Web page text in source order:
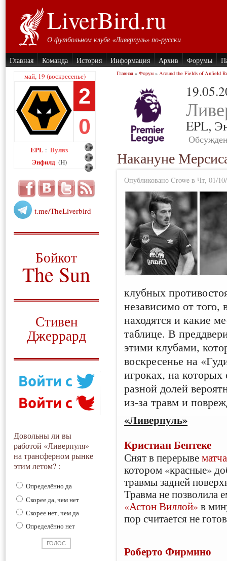
LiverBird.ru
О футбольном клубе «Ливерпуль» по-русски
Главная Команда История Информация Архив Форумы
май, 19 (воскресенье)
2
0
EPL : Вулвз
Энфилд (H)
t.me/TheLiverbird
Бойкот
The Sun
Стивен
Джеррард
Довольны ли вы
работой «Ливерпуля»
на трансферном рынке
этим летом? :
Определённо да
Скорее да, чем нет
Скорее нет, чем да
Определённо нет
Главная » Форум » Around the Fields of Anfield
EPL,
Накануне
Опубликовано Crowe в Чт, 01/
клубных
независимо от
находятся и какие
таблице. В
этими клубами,
воскресенье на
игроках, на которых
разной долей
из-за травм и
«Ливерпуль»
Кристиан Бентеке
Снят в перерыве
котором «красные»
травмы задней
Травма не позволила
«Астон Виллой»в
пор считается не
Роберто Фирмино